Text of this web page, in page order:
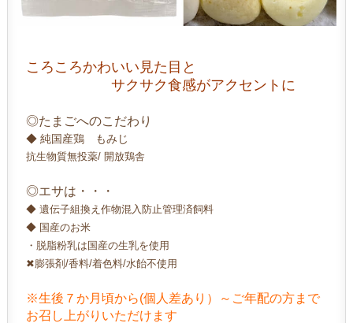
ころころかわいい見た目と
サクサク食感がアクセントに
◎たまごへのこだわり
◆ 純国産鶏 もみじ
抗生物質無投薬/ 開放鶏舎
◎エサは・・・
◆ 遺伝子組換え作物混入防止管理済飼料
◆ 国産のお米
・脱脂粉乳は国産の生乳を使用
✖膨張剤/香料/着色料/水飴不使用
※生後７か月頃から(個人差あり）～ご年配の方まで
お召し上がりいただけます